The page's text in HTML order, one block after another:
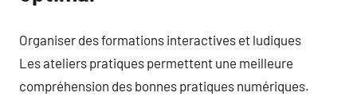
Organiser des formations interactives et ludiques
Les ateliers pratiques permettent une meilleure
compréhension des bonnes pratiques numériques.